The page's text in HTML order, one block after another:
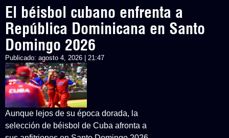
El béisbol cubano enfrenta a
República Dominicana en Santo
Domingo 2026
Publicado: agosto 4, 2026 | 21:47
Aunque lejos de su época dorada, la
selección de béisbol de Cuba afronta a